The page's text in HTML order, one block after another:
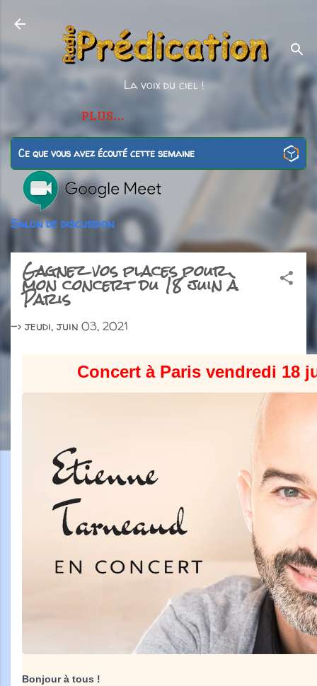
La voix du ciel !
PLUS…
Ce que vous avez écouté cette semaine
Salon de discussion
Gagnez vos places pour
mon concert du 18 juin à
Paris
-> jeudi, juin 03, 2021
Concert à Paris vendredi 18
Bonjour à tous !